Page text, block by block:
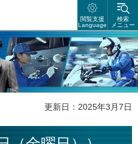
検索
メニュー
閲覧支援
Language
の創始者 鹿児島県出身 川路利良
更新日：2025年3月7日